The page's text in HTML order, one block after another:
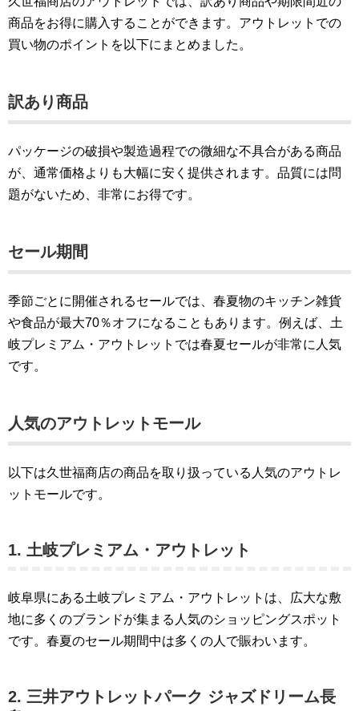
商品をお得に購入することができます。アウトレットでの
買い物のポイントを以下にまとめました。
訳あり商品
パッケージの破損や製造過程での微細な不具合がある商品
が、通常価格よりも大幅に安く提供されます。品質には問
題がないため、非常にお得です。
セール期間
季節ごとに開催されるセールでは、春夏物のキッチン雑貨
や食品が最大70％オフになることもあります。例えば、土
岐プレミアム・アウトレットでは春夏セールが非常に人気
です​​。
人気のアウトレットモール
以下は久世福商店の商品を取り扱っている人気のアウトレ
ットモールです。
1. 土岐プレミアム・アウトレット
岐阜県にある土岐プレミアム・アウトレットは、広大な敷
地に多くのブランドが集まる人気のショッピングスポット
です。春夏のセール期間中は多くの人で賑わいます​​。
2. 三井アウトレットパーク ジャズドリーム長